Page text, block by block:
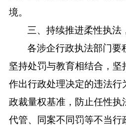
境。
三、持续推进柔性执法
各涉企行政执法部门要
坚持处罚与教育相结合，坚
作出行政处理决定的违法行
政裁量权基准，防止任性执
代管、同案不同罚等不当行